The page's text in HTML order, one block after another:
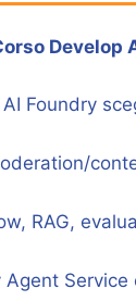
Develop
Foundry
RAG,